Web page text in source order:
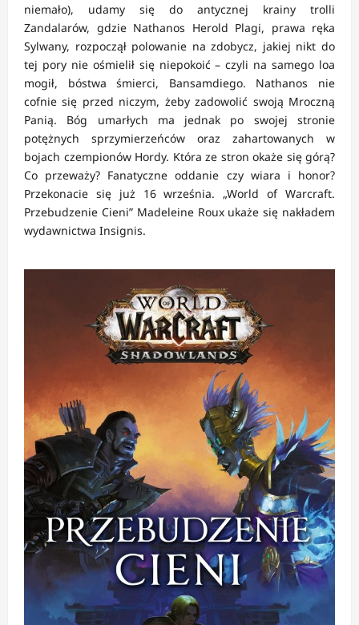
niemało), udamy się do antycznej krainy trolli
Zandalarów, gdzie Nathanos Herold Plagi, prawa ręka
Sylwany, rozpoczął polowanie na zdobycz, jakiej nikt do
tej pory nie ośmielił się niepokoić – czyli na samego loa
mogił, bóstwa śmierci, Bansamdiego. Nathanos nie
cofnie się przed niczym, żeby zadowolić swoją Mroczną
Panią. Bóg umarłych ma jednak po swojej stronie
potężnych sprzymierzeńców oraz zahartowanych w
bojach czempionów Hordy. Która ze stron okaże się górą?
Co przeważy? Fanatyczne oddanie czy wiara i honor?
Przekonacie się już 16 września. „World of Warcraft.
Przebudzenie Cieni” Madeleine Roux ukaże się nakładem
wydawnictwa Insignis.